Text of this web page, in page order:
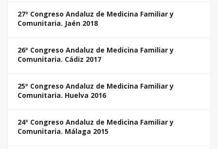
27º Congreso Andaluz de Medicina Familiar y
Comunitaria. Jaén 2018
26º Congreso Andaluz de Medicina Familiar y
Comunitaria. Cádiz 2017
25º Congreso Andaluz de Medicina Familiar y
Comunitaria. Huelva 2016
24º Congreso Andaluz de Medicina Familiar y
Comunitaria. Málaga 2015